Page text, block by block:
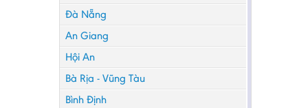
Đà Nẵng
An Giang
Hội An
Bà Rịa - Vũng Tàu
Bình Định